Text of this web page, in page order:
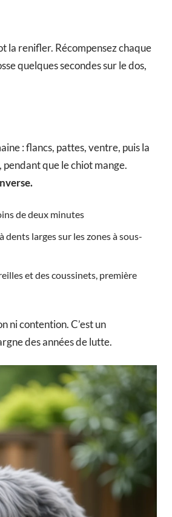
la renifler. Récompensez chaque
quelques secondes sur le dos,
: flancs, pattes, ventre, puis la
pendant que le chiot mange.
de deux minutes
larges sur les zones à sous-
et des coussinets, première
ni contention. C’est un
des années de lutte.